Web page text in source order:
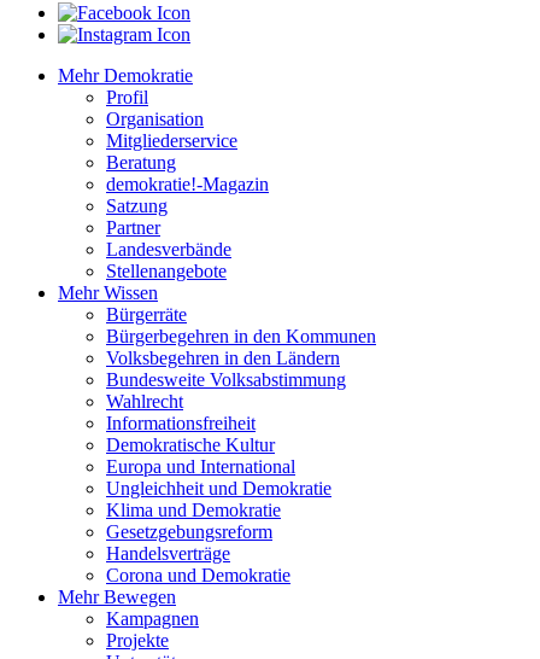
Mehr Demokratie
Profil
Organisation
Mitgliederservice
Beratung
demokratie!-Magazin
Satzung
Partner
Landesverbände
Stellenangebote
Mehr Wissen
Bürgerräte
Bürgerbegehren in den Kommunen
Volksbegehren in den Ländern
Bundesweite Volksabstimmung
Wahlrecht
Informationsfreiheit
Demokratische Kultur
Europa und International
Ungleichheit und Demokratie
Klima und Demokratie
Gesetzgebungsreform
Handelsverträge
Corona und Demokratie
Mehr Bewegen
Kampagnen
Projekte